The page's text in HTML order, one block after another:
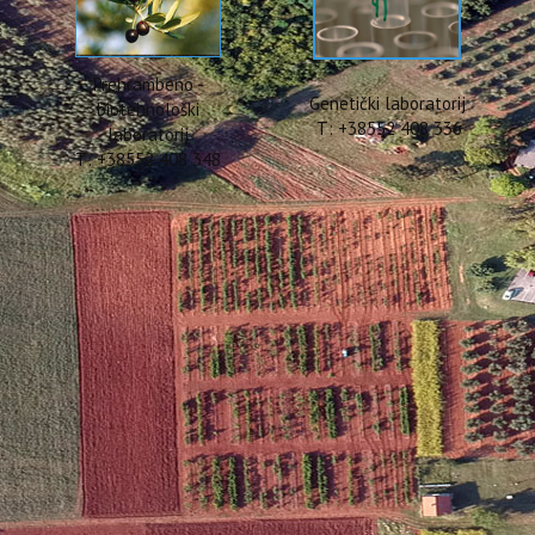
Prehrambeno -
biotehnološki
laboratorij
T: +38552 408 348
Genetički laboratorij
T: +38552 408 336
"Znanošću do inovacija
150. obljetnice postojanja, Institut za poljoprivredu i turizam,
institucija u Hrvatskoj, organizirao je znanstveni skup
Skup je ostvaren u suradnji s Razredom za prirodne